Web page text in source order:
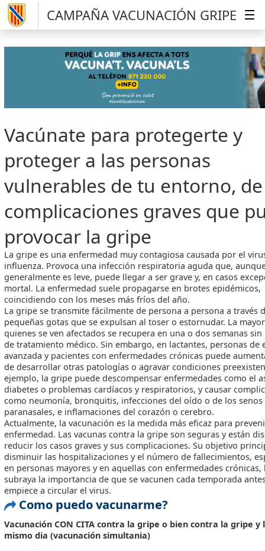
CAMPAÑA VACUNACIÓN GRIPE
Vacúnate para protegerte y
proteger a las personas
vulnerables de tu entorno,
complicaciones graves que
provocar la gripe
La gripe es una enfermedad muy contagiosa causada por el
influenza. Provoca una infección respiratoria aguda que,
generalmente es leve, puede llegar a ser grave y, en casos
mortal. La enfermedad suele propagarse en brotes epidémicos,
coincidiendo con los meses más fríos del año.
La gripe se transmite fácilmente de persona a persona a través
pequeñas gotas que se expulsan al toser o estornudar. La
quienes se ven afectados se recupera en una o dos semanas sin
de tratamiento médico. Sin embargo, en lactantes, personas de
avanzada y pacientes con enfermedades crónicas puede
de desarrollar otras patologías o agravar condiciones
ejemplo, la gripe puede descompensar enfermedades como el
diabetes o problemas cardíacos y respiratorios, y causar
como neumonía, bronquitis, infecciones del oído o de los senos
paranasales, e inflamaciones del corazón o cerebro.
Actualmente, la vacunación es la medida más eficaz para
enfermedad. Las vacunas contra la gripe son seguras y están
reducir los casos graves y sus complicaciones. Su objetivo
disminuir las hospitalizaciones y el número de fallecimientos,
en personas mayores y en aquellas con enfermedades crónicas,
subraya la importancia de que se vacunen cada temporada
empiece a circular el virus.
Como puedo vacunarme?
Vacunación CON CITA contra la gripe o bien contra la gripe y
mismo dia (vacunación simultania)